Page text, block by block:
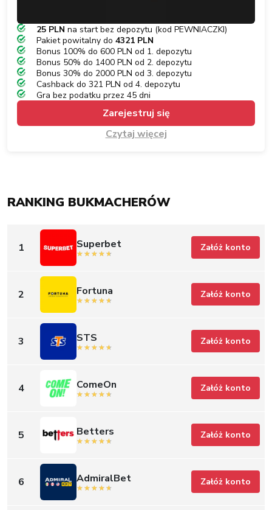
25 PLN na start bez depozytu (kod PEWNIACZKI)
Pakiet powitalny do 4321 PLN
Bonus 100% do 600 PLN od 1. depozytu
Bonus 50% do 1400 PLN od 2. depozytu
Bonus 30% do 2000 PLN od 3. depozytu
Cashback do 321 PLN od 4. depozytu
Gra bez podatku przez 45 dni
Zarejestruj się
Czytaj więcej
RANKING BUKMACHERÓW
1 Superbet Załóż konto
2 Fortuna Załóż konto
3 STS Załóż konto
4 ComeOn Załóż konto
5 Betters Załóż konto
6 AdmiralBet Załóż konto